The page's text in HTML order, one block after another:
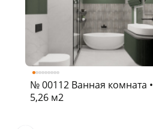
№ 00112 Ванная комната •
5,26 м2